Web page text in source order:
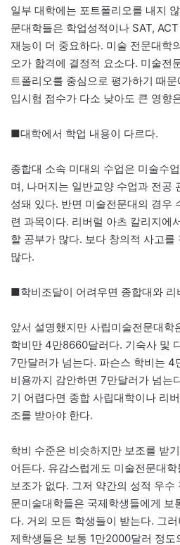
일부 대학에는 포트폴리오를 내지
문대학들은 학업성적이나 SAT,
재능이 더 중요하다. 미술 전문대학
오가 합격에 결정적 요소다. 미술전
트폴리오를 중심으로 평가하기 때
입시험 점수가 다소 낮아도 큰 영향
■대학에서 학업 내용이 다르다.
종합대 소속 미대의 수업은 미술수
며, 나머지는 일반교양 수업과 전공
성돼 있다. 반면 미술전문대의 경우
련 과목이다. 리버럴 아츠 칼리지에
할 공부가 많다. 보다 창의적 사고를
많다.
■학비조달이 어려우면 종합대와 리
앞서 설명했지만 사립미술전문대
학비만 4만8660달러다. 기숙사 및
7만달러가 넘는다. 파슨스 학비는
비용까지 감안하면 7만달러가 넘는
기 어렵다면 종합 사립대학이나 리
조를 받아야 한다.
학비 수준은 비슷하지만 보조를 받
어든다. 유감스럽게도 미술전문대
보조가 없다. 그저 약간의 성적 우수
문미술대학들은 국제학생들에게 보
다. 거의 모든 학생들이 받는다. 그
제학생들은 보통 1만2000달러 정도